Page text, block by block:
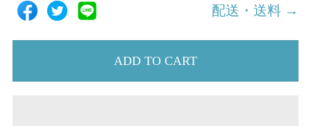
配送・送料 →
ADD TO CART